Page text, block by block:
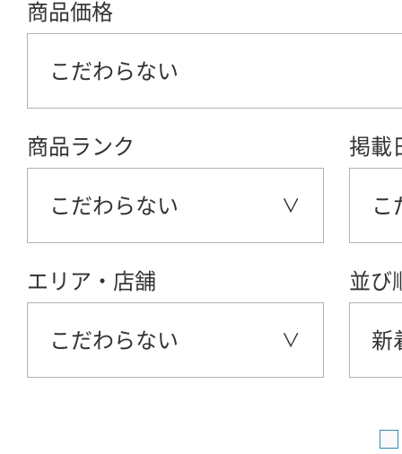
商品価格
こだわらない
商品ランク
こだわらない
掲載
こ
エリア・店舗
こだわらない
並び
新